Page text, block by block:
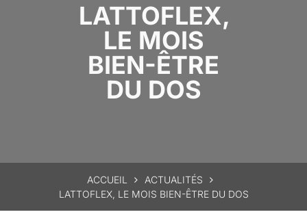
LATTOFLEX,
LE MOIS
BIEN-ÊTRE
DU DOS
ACCUEIL
ACTUALITÉS
LATTOFLEX, LE MOIS BIEN-ÊTRE DU DOS